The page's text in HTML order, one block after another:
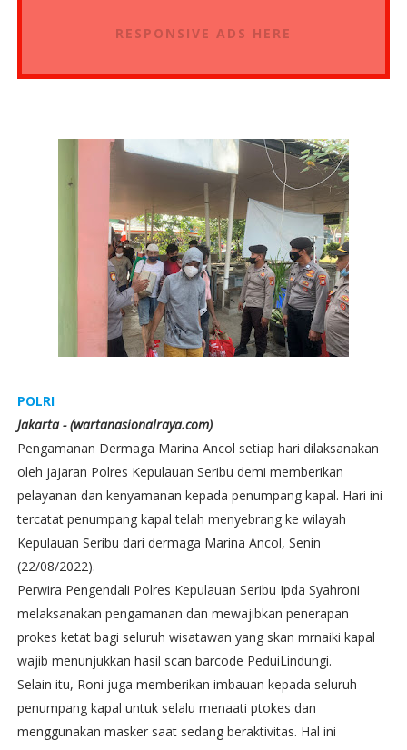
RESPONSIVE ADS HERE
POLRI
Jakarta - (wartanasionalraya.com)
Pengamanan Dermaga Marina Ancol setiap hari dilaksanakan
oleh jajaran Polres Kepulauan Seribu demi memberikan
pelayanan dan kenyamanan kepada penumpang kapal. Hari ini
tercatat penumpang kapal telah menyebrang ke wilayah
Kepulauan Seribu dari dermaga Marina Ancol, Senin
(22/08/2022).
Perwira Pengendali Polres Kepulauan Seribu Ipda Syahroni
melaksanakan pengamanan dan mewajibkan penerapan
prokes ketat bagi seluruh wisatawan yang skan mrnaiki kapal
wajib menunjukkan hasil scan barcode PeduiLindungi.
Selain itu, Roni juga memberikan imbauan kepada seluruh
penumpang kapal untuk selalu menaati ptokes dan
menggunakan masker saat sedang beraktivitas. Hal ini